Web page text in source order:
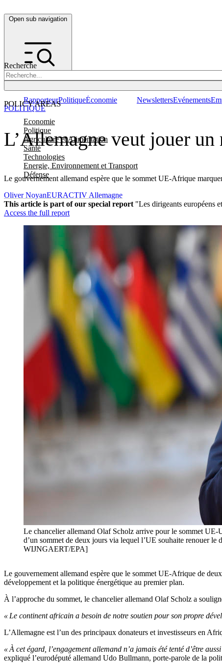
Open sub navigation
Recherche
POLICY AREAS
Economie
Politique
Agriculture et Alimentation
Santé
Technologies
Energie, Environnement et Transport
Défense
RapporteurPolitiqueÉconomie NewslettersEvénements
L’Allemagne veut jouer
Le gouvernement allemand espère que le sommet UE-Afrique
POLITIQUE
Oliver NoyanEURACTIV Allemagne
This article is part of our special report "Les dirigeants européens
Access the full report
Le chancelier allemand Olaf Scholz arrive pour le sommet
d’un sommet de deux jours via lequel l’UE souhaite renouer
WIJNGAERT/EPA]
Le gouvernement allemand espère que le sommet UE-Afrique de
développement et la politique énergétique au premier plan.
À l’approche du sommet, le chancelier allemand Olaf Scholz a
« Le continent africain a besoin de notre soutien pour son propre
L’Allemagne est l’un des principaux donateurs et investisseurs en
« À cet égard, l’engagement allemand n’a jamais été tenté d’être
expliqué l’eurodéputé allemand Udo Bullmann, porte-parole de la